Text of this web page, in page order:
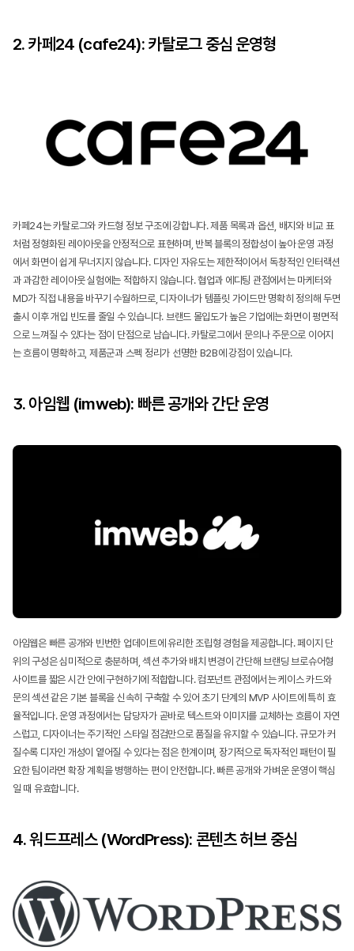
2. 카페24 (cafe24): 카탈로그 중심 운영형
카페24는 카탈로그와 카드형 정보 구조에 강합니다. 제품 목록과 옵션, 배지와 비교 표
처럼 정형화된 레이아웃을 안정적으로 표현하며, 반복 블록의 정합성이 높아 운영 과정
에서 화면이 쉽게 무너지지 않습니다. 디자인 자유도는 제한적이어서 독창적인 인터랙션
과 과감한 레이아웃 실험에는 적합하지 않습니다. 협업과 에디팅 관점에서는 마케터와
MD가 직접 내용을 바꾸기 수월하므로, 디자이너가 템플릿 가이드만 명확히 정의해 두면
출시 이후 개입 빈도를 줄일 수 있습니다. 브랜드 몰입도가 높은 기업에는 화면이 평면적
으로 느껴질 수 있다는 점이 단점으로 남습니다. 카탈로그에서 문의나 주문으로 이어지
는 흐름이 명확하고, 제품군과 스펙 정리가 선명한 B2B에 강점이 있습니다.
3. 아임웹 (imweb): 빠른 공개와 간단 운영
아임웹은 빠른 공개와 빈번한 업데이트에 유리한 조립형 경험을 제공합니다. 페이지 단
위의 구성은 심미적으로 충분하며, 섹션 추가와 배치 변경이 간단해 브랜딩 브로슈어형
사이트를 짧은 시간 안에 구현하기에 적합합니다. 컴포넌트 관점에서는 케이스 카드와
문의 섹션 같은 기본 블록을 신속히 구축할 수 있어 초기 단계의 MVP 사이트에 특히 효
율적입니다. 운영 과정에서는 담당자가 곧바로 텍스트와 이미지를 교체하는 흐름이 자연
스럽고, 디자이너는 주기적인 스타일 점검만으로 품질을 유지할 수 있습니다. 규모가 커
질수록 디자인 개성이 옅어질 수 있다는 점은 한계이며, 장기적으로 독자적인 패턴이 필
요한 팀이라면 확장 계획을 병행하는 편이 안전합니다. 빠른 공개와 가벼운 운영이 핵심
일 때 유효합니다.
4. 워드프레스 (WordPress): 콘텐츠 허브 중심